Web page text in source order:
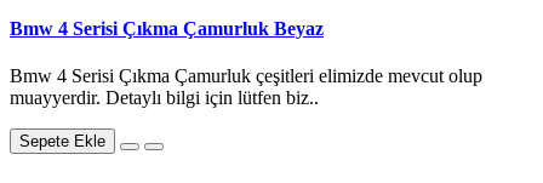
Bmw 4 Serisi Çıkma Çamurluk Beyaz
Bmw 4 Serisi Çıkma Çamurluk çeşitleri elimizde mevcut olup
muayyerdir. Detaylı bilgi için lütfen biz..
Sepete Ekle